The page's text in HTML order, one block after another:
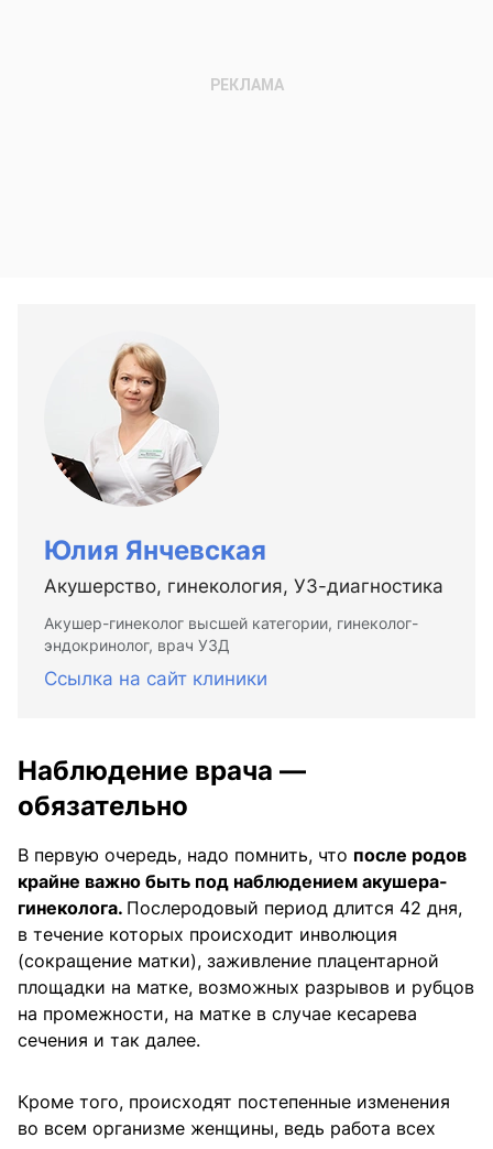
Юлия Янчевская
Акушерство, гинекология, УЗ-диагностика
Акушер-гинеколог высшей категории, гинеколог-
эндокринолог, врач УЗД
Ссылка на сайт клиники
Наблюдение врача —
обязательно
В первую очередь, надо помнить, что после родов
крайне важно быть под наблюдением акушера-
гинеколога. Послеродовый период длится 42 дня,
в течение которых происходит инволюция
(сокращение матки), заживление плацентарной
площадки на матке, возможных разрывов и рубцов
на промежности, на матке в случае кесарева
сечения и так далее.
Кроме того, происходят постепенные изменения
во всем организме женщины, ведь работа всех